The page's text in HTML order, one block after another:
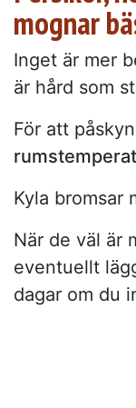
mognar
Inget är mer
är hård som
För att
Kyla bromsar
När de väl är
eventuellt
dagar om du